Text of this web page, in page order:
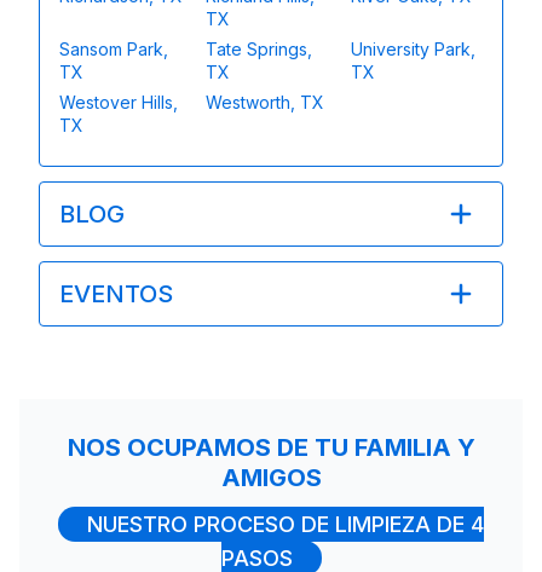
TX
Sansom Park,
TX
Tate Springs,
TX
University Park,
TX
Westover Hills,
TX
Westworth, TX
BLOG
EVENTOS
NOS OCUPAMOS DE TU FAMILIA Y
AMIGOS
NUESTRO PROCESO DE LIMPIEZA DE 4
PASOS